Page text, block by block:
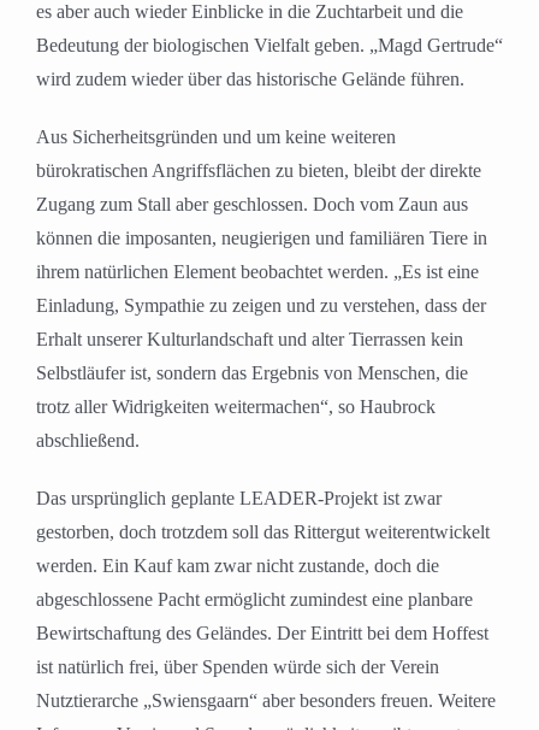
es aber auch wieder Einblicke in die Zuchtarbeit und die
Bedeutung der biologischen Vielfalt geben. „Magd Gertrude“
wird zudem wieder über das historische Gelände führen.
Aus Sicherheitsgründen und um keine weiteren
bürokratischen Angriffsflächen zu bieten, bleibt der direkte
Zugang zum Stall aber geschlossen. Doch vom Zaun aus
können die imposanten, neugierigen und familiären Tiere in
ihrem natürlichen Element beobachtet werden. „Es ist eine
Einladung, Sympathie zu zeigen und zu verstehen, dass der
Erhalt unserer Kulturlandschaft und alter Tierrassen kein
Selbstläufer ist, sondern das Ergebnis von Menschen, die
trotz aller Widrigkeiten weitermachen“, so Haubrock
abschließend.
Das ursprünglich geplante LEADER-Projekt ist zwar
gestorben, doch trotzdem soll das Rittergut weiterentwickelt
werden. Ein Kauf kam zwar nicht zustande, doch die
abgeschlossene Pacht ermöglicht zumindest eine planbare
Bewirtschaftung des Geländes. Der Eintritt bei dem Hoffest
ist natürlich frei, über Spenden würde sich der Verein
Nutztierarche „Swiensgaarn“ aber besonders freuen. Weitere